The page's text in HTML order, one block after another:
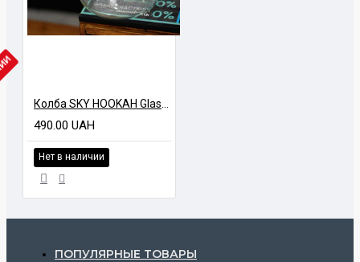
490.00 UAH
Нет в наличии
ПОПУЛЯРНЫЕ ТОВАРЫ